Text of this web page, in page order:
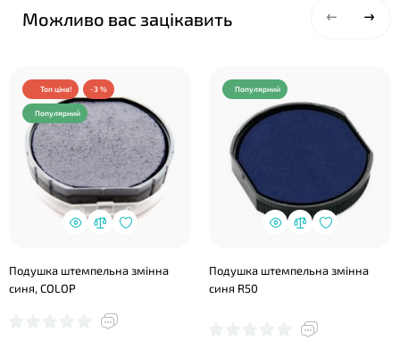
Можливо вас зацікавить
Топ ціна! -3 %
Популярний
Подушка штемпельна змінна
синя, COLOP
Популярний
Подушка штемпельна змінна
синя R50